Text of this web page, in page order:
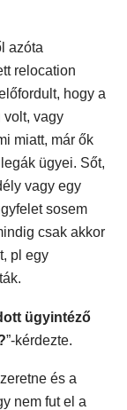
azóta
relocation
hogy a
volt, vagy
miatt, már ők
ügyei. Sőt,
vagy egy
sosem
csak akkor
pl egy
ügyintéző
”-kérdezte.
és a
nem fut el a